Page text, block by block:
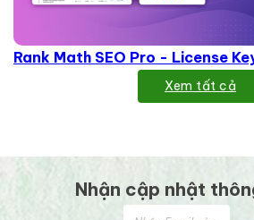
Rank Math SEO Pro - License
Xem tất cả
Nhận cập nhật